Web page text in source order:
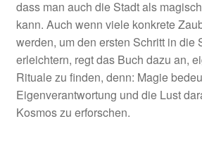
dass man auch die Stadt als
kann. Auch wenn viele konkrete
werden, um den ersten Schritt in die
erleichtern, regt das Buch dazu an,
Rituale zu finden, denn: Magie
Eigenverantwortung und die Lust
Kosmos zu erforschen.